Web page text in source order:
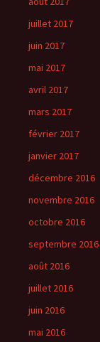
juillet 2017
juin 2017
mai 2017
avril 2017
mars 2017
février 2017
janvier 2017
décembre 2016
novembre 2016
octobre 2016
septembre 2016
août 2016
juillet 2016
juin 2016
mai 2016